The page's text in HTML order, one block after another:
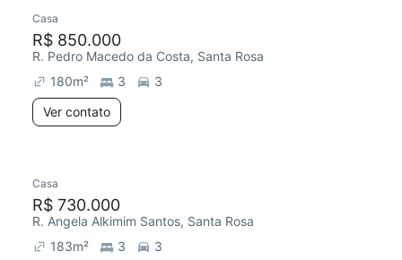
Casa
R$ 850.000
R. Pedro Macedo da Costa, Santa Rosa
180m² 3
3
Ver contato
Casa
R$ 730.000
R. Angela Alkimim Santos, Santa Rosa
183m² 3
3